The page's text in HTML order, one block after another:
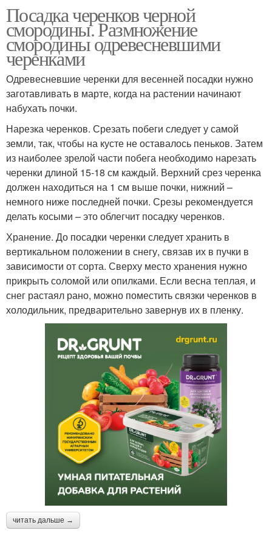
Посадка черенков черной
смородины. Размножение
смородины одревесневшими
черенками
Одревесневшие черенки для весенней посадки нужно
заготавливать в марте, когда на растении начинают
набухать почки.
Нарезка черенков. Срезать побеги следует у самой
земли, так, чтобы на кусте не оставалось пеньков. Затем
из наиболее зрелой части побега необходимо нарезать
черенки длиной 15-18 см каждый. Верхний срез черенка
должен находиться на 1 см выше почки, нижний –
немного ниже последней почки. Срезы рекомендуется
делать косыми – это облегчит посадку черенков.
Хранение. До посадки черенки следует хранить в
вертикальном положении в снегу, связав их в пучки в
зависимости от сорта. Сверху место хранения нужно
прикрыть соломой или опилками. Если весна теплая, и
снег растаял рано, можно поместить связки черенков в
холодильник, предварительно завернув их в пленку.
читать дальше →